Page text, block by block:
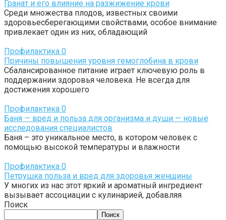
Гранат и его влияние на разжижение крови
Среди множества плодов, известных своими
здоровьесберегающими свойствами, особое внимание
привлекает один из них, обладающий
Профилактика 0
Причины повышения уровня гемоглобина в крови
Сбалансированное питание играет ключевую роль в
поддержании здоровья человека. Не всегда для
достижения хорошего
Профилактика 0
Баня — вред и польза для организма и души — новые
исследования специалистов
Баня – это уникальное место, в котором человек с
помощью высокой температуры и влажности
Профилактика 0
Петрушка польза и вред для здоровья женщины
У многих из нас этот яркий и ароматный ингредиент
вызывает ассоциации с кулинарией, добавляя
Поиск
Поиск